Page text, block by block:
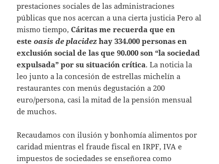
prestaciones sociales de las administraciones
públicas que nos acercan a una cierta justicia Pero al
mismo tiempo,Cáritas me recuerda que en
esteoasis de placidez hay 334.000 personas en
exclusión social de las que 90.000 son “la sociedad
expulsada” por su situación crítica. La noticia la
leo junto a la concesión de estrellas michelín a
restaurantes con menús degustación a 200
euro/persona, casi la mitad de la pensión mensual
de muchos.
Recaudamos con ilusión y bonhomía alimentos por
caridad mientras el fraude fiscal en IRPF, IVA e
impuestos de sociedades se enseñorea como